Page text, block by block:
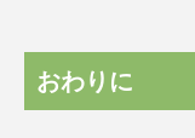
おわりに